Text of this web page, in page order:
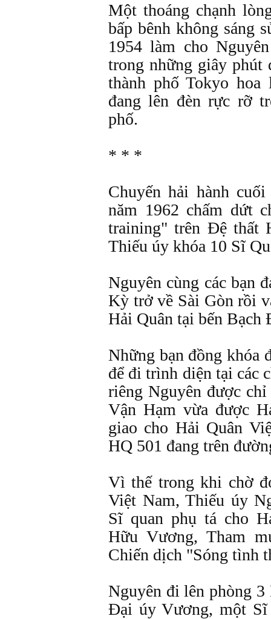
Một thoáng chạnh
bấp bênh không sáng
1954 làm cho
trong những giây
thành phố Tokyo hoa
đang lên đèn rực rỡ
phố.
* * *
Chuyến hải hành
năm 1962 chấm dứt
training" trên Ðệ thất
Thiếu úy khóa 10 Sĩ
Nguyên cùng các bạn
Kỳ trở về Sài Gòn rồi
Hải Quân tại bến Bạch
Những bạn đồng khóa
để đi trình diện tại các
riêng Nguyên được
Vận Hạm vừa được
giao cho Hải Quân
HQ 501 đang trên
Vì thế trong khi chờ
Việt Nam, Thiếu úy
Sĩ quan phụ tá cho
Hữu Vương, Tham
Chiến dịch "Sóng tình
Nguyên đi lên phòng
Ðại úy Vương, một Sĩ